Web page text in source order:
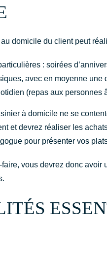
domicile du client peut
: soirées
avec en moyenne une
(repas aux personnes
à domicile ne se
et devrez réaliser les
pour présenter vos
vous devrez donc